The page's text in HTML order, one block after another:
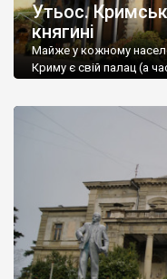
Утьос.
княгині
Майже у кожному
Криму є свій палац (а